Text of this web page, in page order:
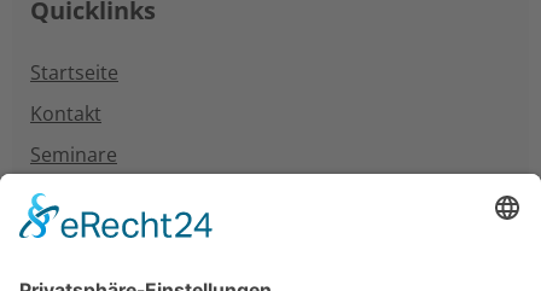
Quicklinks
Startseite
Kontakt
Seminare
Neuigkeiten
Unterstützung